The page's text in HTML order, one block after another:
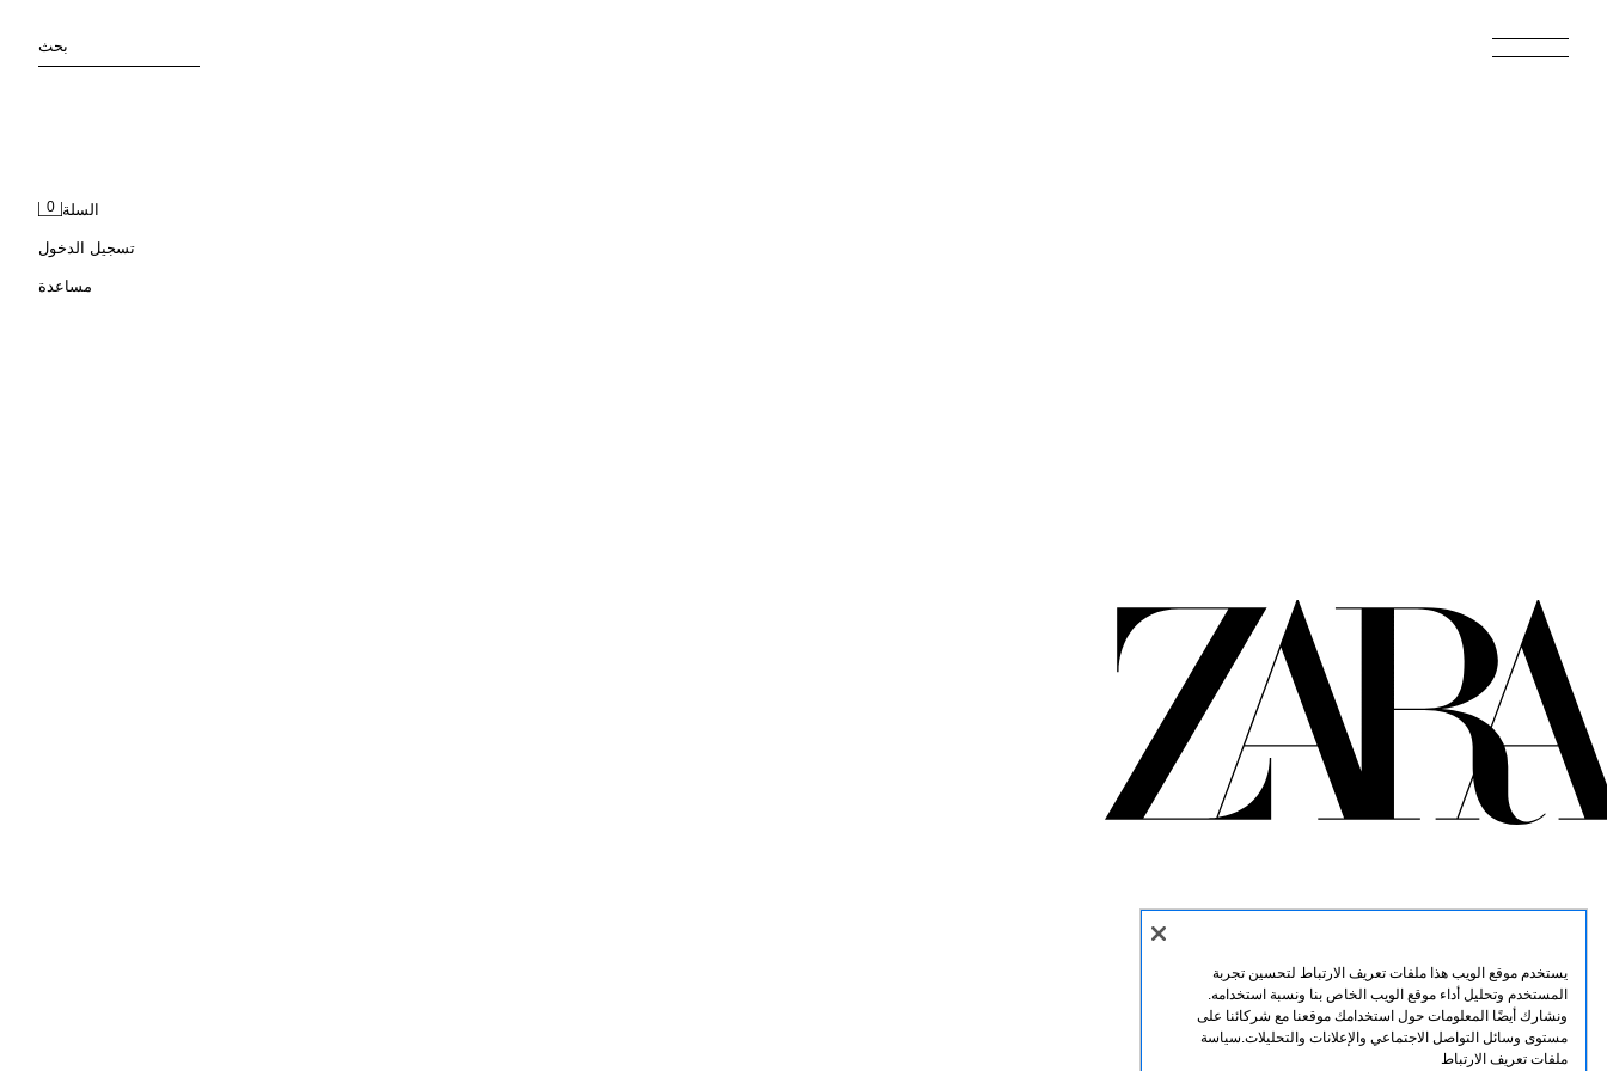
بحث
السلة 0
تسجيل الدخول
مساعدة
يستخدم موقع الويب هذا ملفات تعريف الارتباط لتحسين تجربة
المستخدم وتحليل أداء موقع الويب الخاص بنا ونسبة استخدامه.
ونشارك أيضًا المعلومات حول استخدامك موقعنا مع شركائنا على
مستوى وسائل التواصل الاجتماعي والإعلانات والتحليلات.سياسة
ملفات تعريف الارتباط